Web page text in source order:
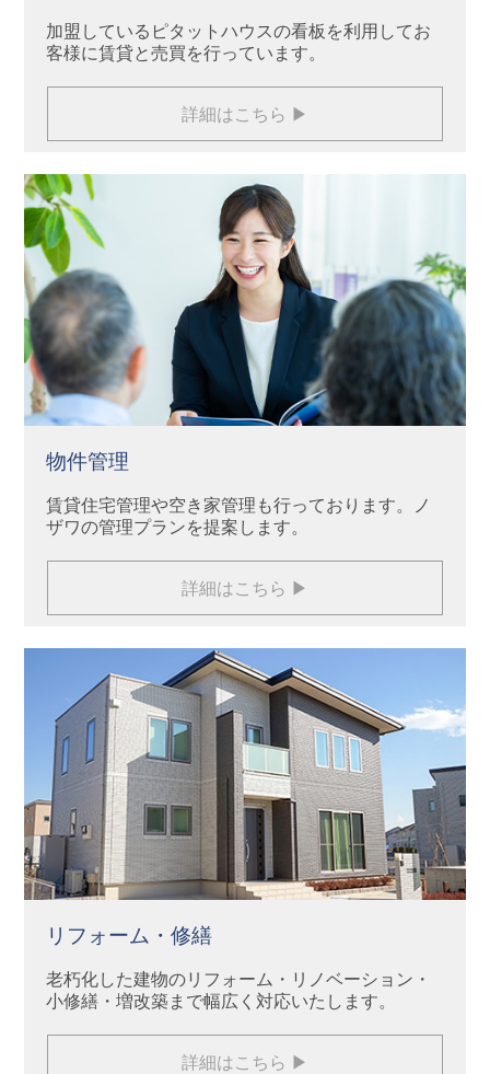
加盟しているピタットハウスの看板を利用してお
客様に賃貸と売買を行っています。
詳細はこちら ▶
物件管理
賃貸住宅管理や空き家管理も行っております。ノ
ザワの管理プランを提案します。
詳細はこちら ▶
リフォーム・修繕
老朽化した建物のリフォーム・リノベーション・
小修繕・増改築まで幅広く対応いたします。
詳細はこちら ▶